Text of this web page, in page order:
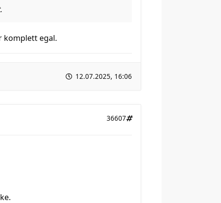
komplett egal.
12.07.2025, 16:06
36607